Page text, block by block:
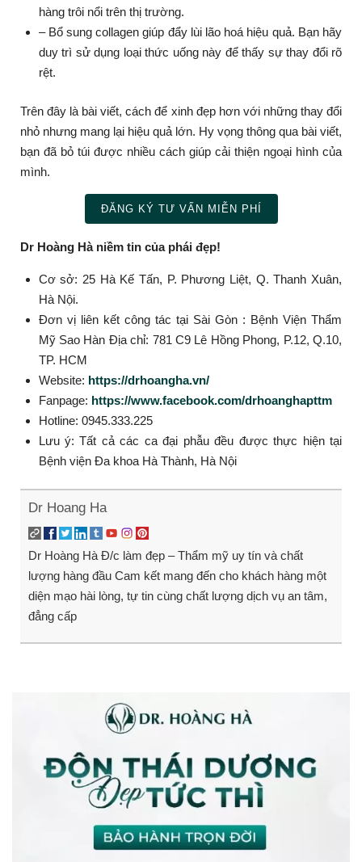
hàng trôi nổi trên thị trường.
– Bổ sung collagen giúp đẩy lùi lão hoá hiệu quả. Bạn hãy
duy trì sử dụng loại thức uống này để thấy sự thay đổi rõ
rệt.
Trên đây là bài viết, cách để xinh đẹp hơn với những thay đổi
nhỏ nhưng mang lại hiệu quả lớn. Hy vọng thông qua bài viết,
bạn đã bỏ túi được nhiều cách giúp cải thiện ngoại hình của
mình.
ĐĂNG KÝ TƯ VẤN MIỄN PHÍ
Dr Hoàng Hà niềm tin của phái đẹp!
Cơ sở: 25 Hà Kế Tấn, P. Phương Liệt, Q. Thanh Xuân,
Hà Nội.
Đơn vị liên kết công tác tại Sài Gòn : Bệnh Viện Thẩm
Mỹ Sao Hàn Địa chỉ: 781 C9 Lê Hồng Phong, P.12, Q.10,
TP. HCM
Website: https://drhoangha.vn/
Fanpage: https://www.facebook.com/drhoanghapttm
Hotline: 0945.333.225
Lưu ý: Tất cả các ca đại phẫu đều được thực hiện tại
Bệnh viện Đa khoa Hà Thành, Hà Nội
Dr Hoang Ha
Dr Hoàng Hà Đ/c làm đẹp – Thẩm mỹ uy tín và chất
lượng hàng đầu Cam kết mang đến cho khách hàng một
diện mạo hài lòng, tự tin cùng chất lượng dịch vụ an tâm,
đẳng cấp